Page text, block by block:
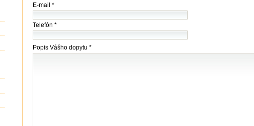
E-mail *
Telefón *
Popis Vášho dopytu *